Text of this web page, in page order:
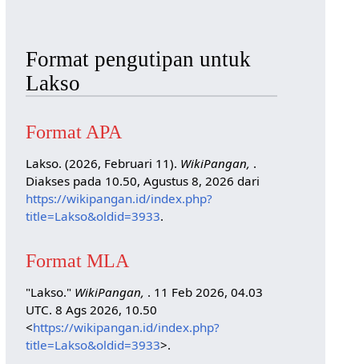
Format pengutipan untuk
Lakso
Format APA
Lakso. (2026, Februari 11). WikiPangan, .
Diakses pada 10.50, Agustus 8, 2026 dari
https://wikipangan.id/index.php?
title=Lakso&oldid=3933.
Format MLA
"Lakso." WikiPangan, . 11 Feb 2026, 04.03
UTC. 8 Ags 2026, 10.50
<https://wikipangan.id/index.php?
title=Lakso&oldid=3933>.